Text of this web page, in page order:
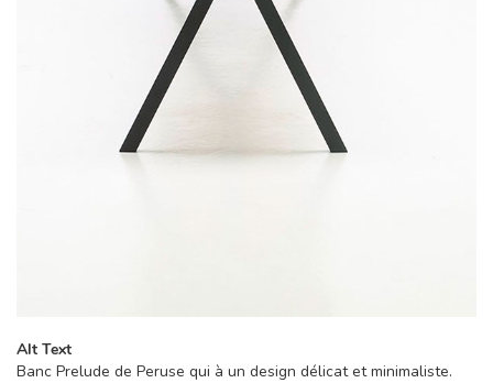
Alt Text
Banc Prelude de Peruse qui à un design délicat et minimaliste.